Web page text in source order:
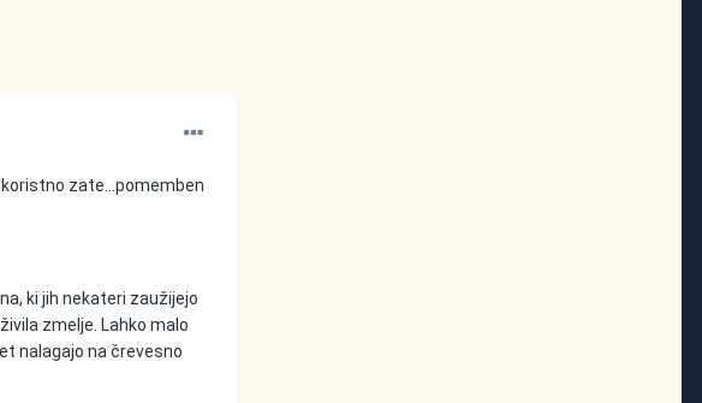
zate...pomemben
ki jih nekateri zaužijejo
zmelje. Lahko malo
nalagajo na črevesno